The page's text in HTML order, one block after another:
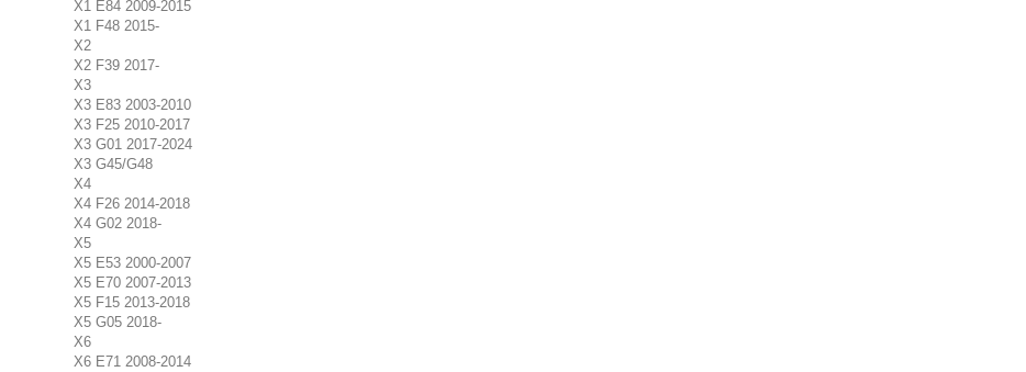
X1 E84 2009-2015
X1 F48 2015-
X2
X2 F39 2017-
X3
X3 E83 2003-2010
X3 F25 2010-2017
X3 G01 2017-2024
X3 G45/G48
X4
X4 F26 2014-2018
X4 G02 2018-
X5
X5 E53 2000-2007
X5 E70 2007-2013
X5 F15 2013-2018
X5 G05 2018-
X6
X6 E71 2008-2014